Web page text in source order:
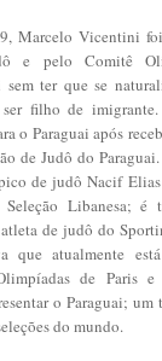
Marcelo Vicentini
e pelo Comitê
sem ter que se
filho de
o Paraguai após
de Judô do
de judô Nacif
Seleção Libanesa;
de judô do
que atualmente
de Paris
o Paraguai;
do mundo.